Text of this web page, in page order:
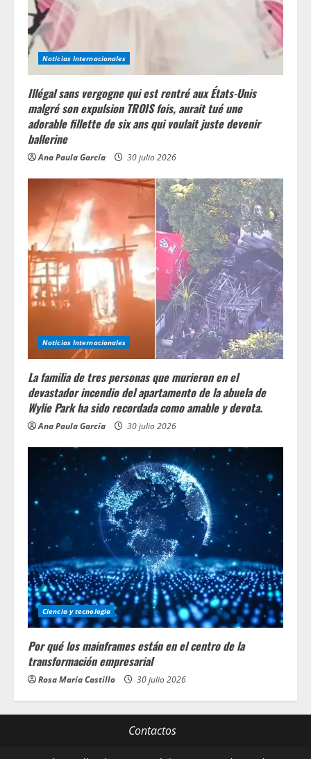
Noticias Internacionales
Illégal sans vergogne qui est rentré aux États-Unis
malgré son expulsion TROIS fois, aurait tué une
adorable fillette de six ans qui voulait juste devenir
ballerine
Ana Paula García 30 julio 2026
Noticias Internacionales
La familia de tres personas que murieron en el
devastador incendio del apartamento de la abuela de
Wylie Park ha sido recordada como amable y devota.
Ana Paula García 30 julio 2026
Ciencia y tecnologia
Por qué los mainframes están en el centro de la
transformación empresarial
Rosa María Castillo 30 julio 2026
Contactos